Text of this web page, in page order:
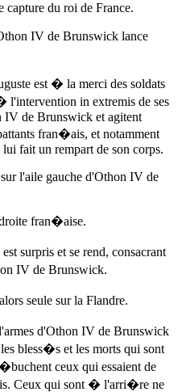
du roi de France.
IV de Brunswick lance
est � la merci des soldats
l'intervention in extremis de ses
IV de Brunswick et agitent
fran�ais, et notamment
fait un rempart de son corps.
l'aile gauche d'Othon IV de
fran�aise.
surpris et se rend, consacrant
IV de Brunswick.
seule sur la Flandre.
d'Othon IV de Brunswick
bless�s et les morts qui sont
ceux qui essaient de
Ceux qui sont � l'arri�re ne